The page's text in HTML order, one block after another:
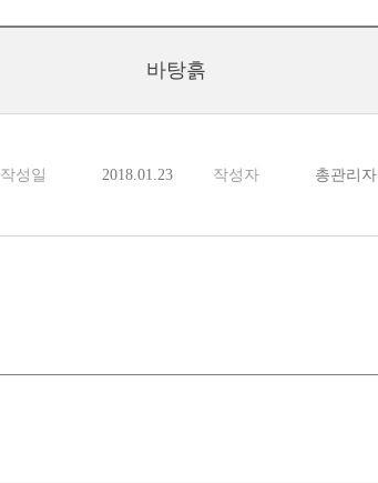
바탕흙
작성일 2018.01.23 작성자 총관리자